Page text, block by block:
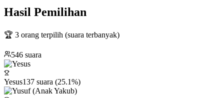
Hasil Pemilihan
🏆 3 orang terpilih (suara terbanyak)
546 suara
Yesus137 suara (25.1%)